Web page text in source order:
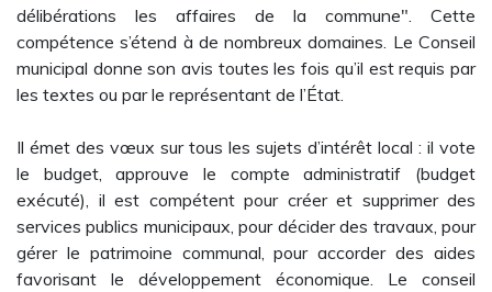
délibérations les affaires de la commune". Cette
compétence s’étend à de nombreux domaines. Le Conseil
municipal donne son avis toutes les fois qu’il est requis par
les textes ou par le représentant de l’État.
Il émet des vœux sur tous les sujets d’intérêt local : il vote
le budget, approuve le compte administratif (budget
exécuté), il est compétent pour créer et supprimer des
services publics municipaux, pour décider des travaux, pour
gérer le patrimoine communal, pour accorder des aides
favorisant le développement économique. Le conseil